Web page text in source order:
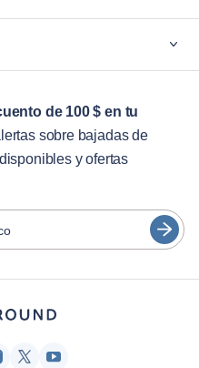
de 100 $ en tu
sobre bajadas de
y ofertas